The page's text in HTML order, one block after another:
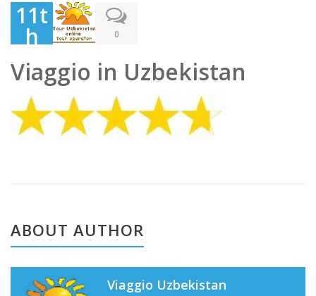
11t
h
Jun
e
202
0
0
Viaggio in Uzbekistan
ABOUT AUTHOR
Viaggio Uzbekistan